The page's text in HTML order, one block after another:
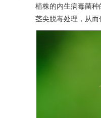
植株的内生病毒菌
茎尖脱毒处理，从